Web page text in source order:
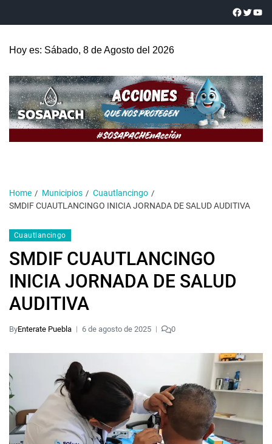
Hoy es: Sábado, 8 de Agosto del 2026
Home Municipios
Cuautlancingo
SMDIF CUAUTLANCINGO INICIA JORNADA DE SALUD AUDITIVA
Cuautlancingo
SMDIF CUAUTLANCINGO
INICIA JORNADA DE SALUD
AUDITIVA
ByEnterate Puebla 6 de agosto de 2025 0